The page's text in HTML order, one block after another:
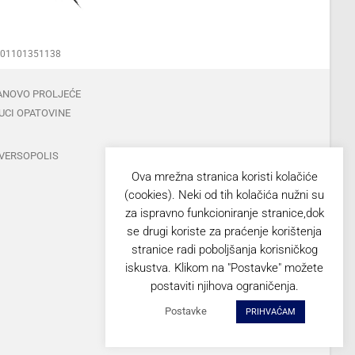
PROLJEĆE
OPATOVINE
Ova mrežna stranica koristi kolačiće
(cookies). Neki od tih kolačića nužni su
za ispravno funkcioniranje stranice,dok
se drugi koriste za praćenje korištenja
stranice radi poboljšanja korisničkog
iskustva. Klikom na "Postavke" možete
postaviti njihova ograničenja.
Postavke PRIHVAĆAM